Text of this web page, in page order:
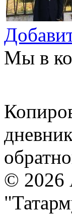
Мы в
©